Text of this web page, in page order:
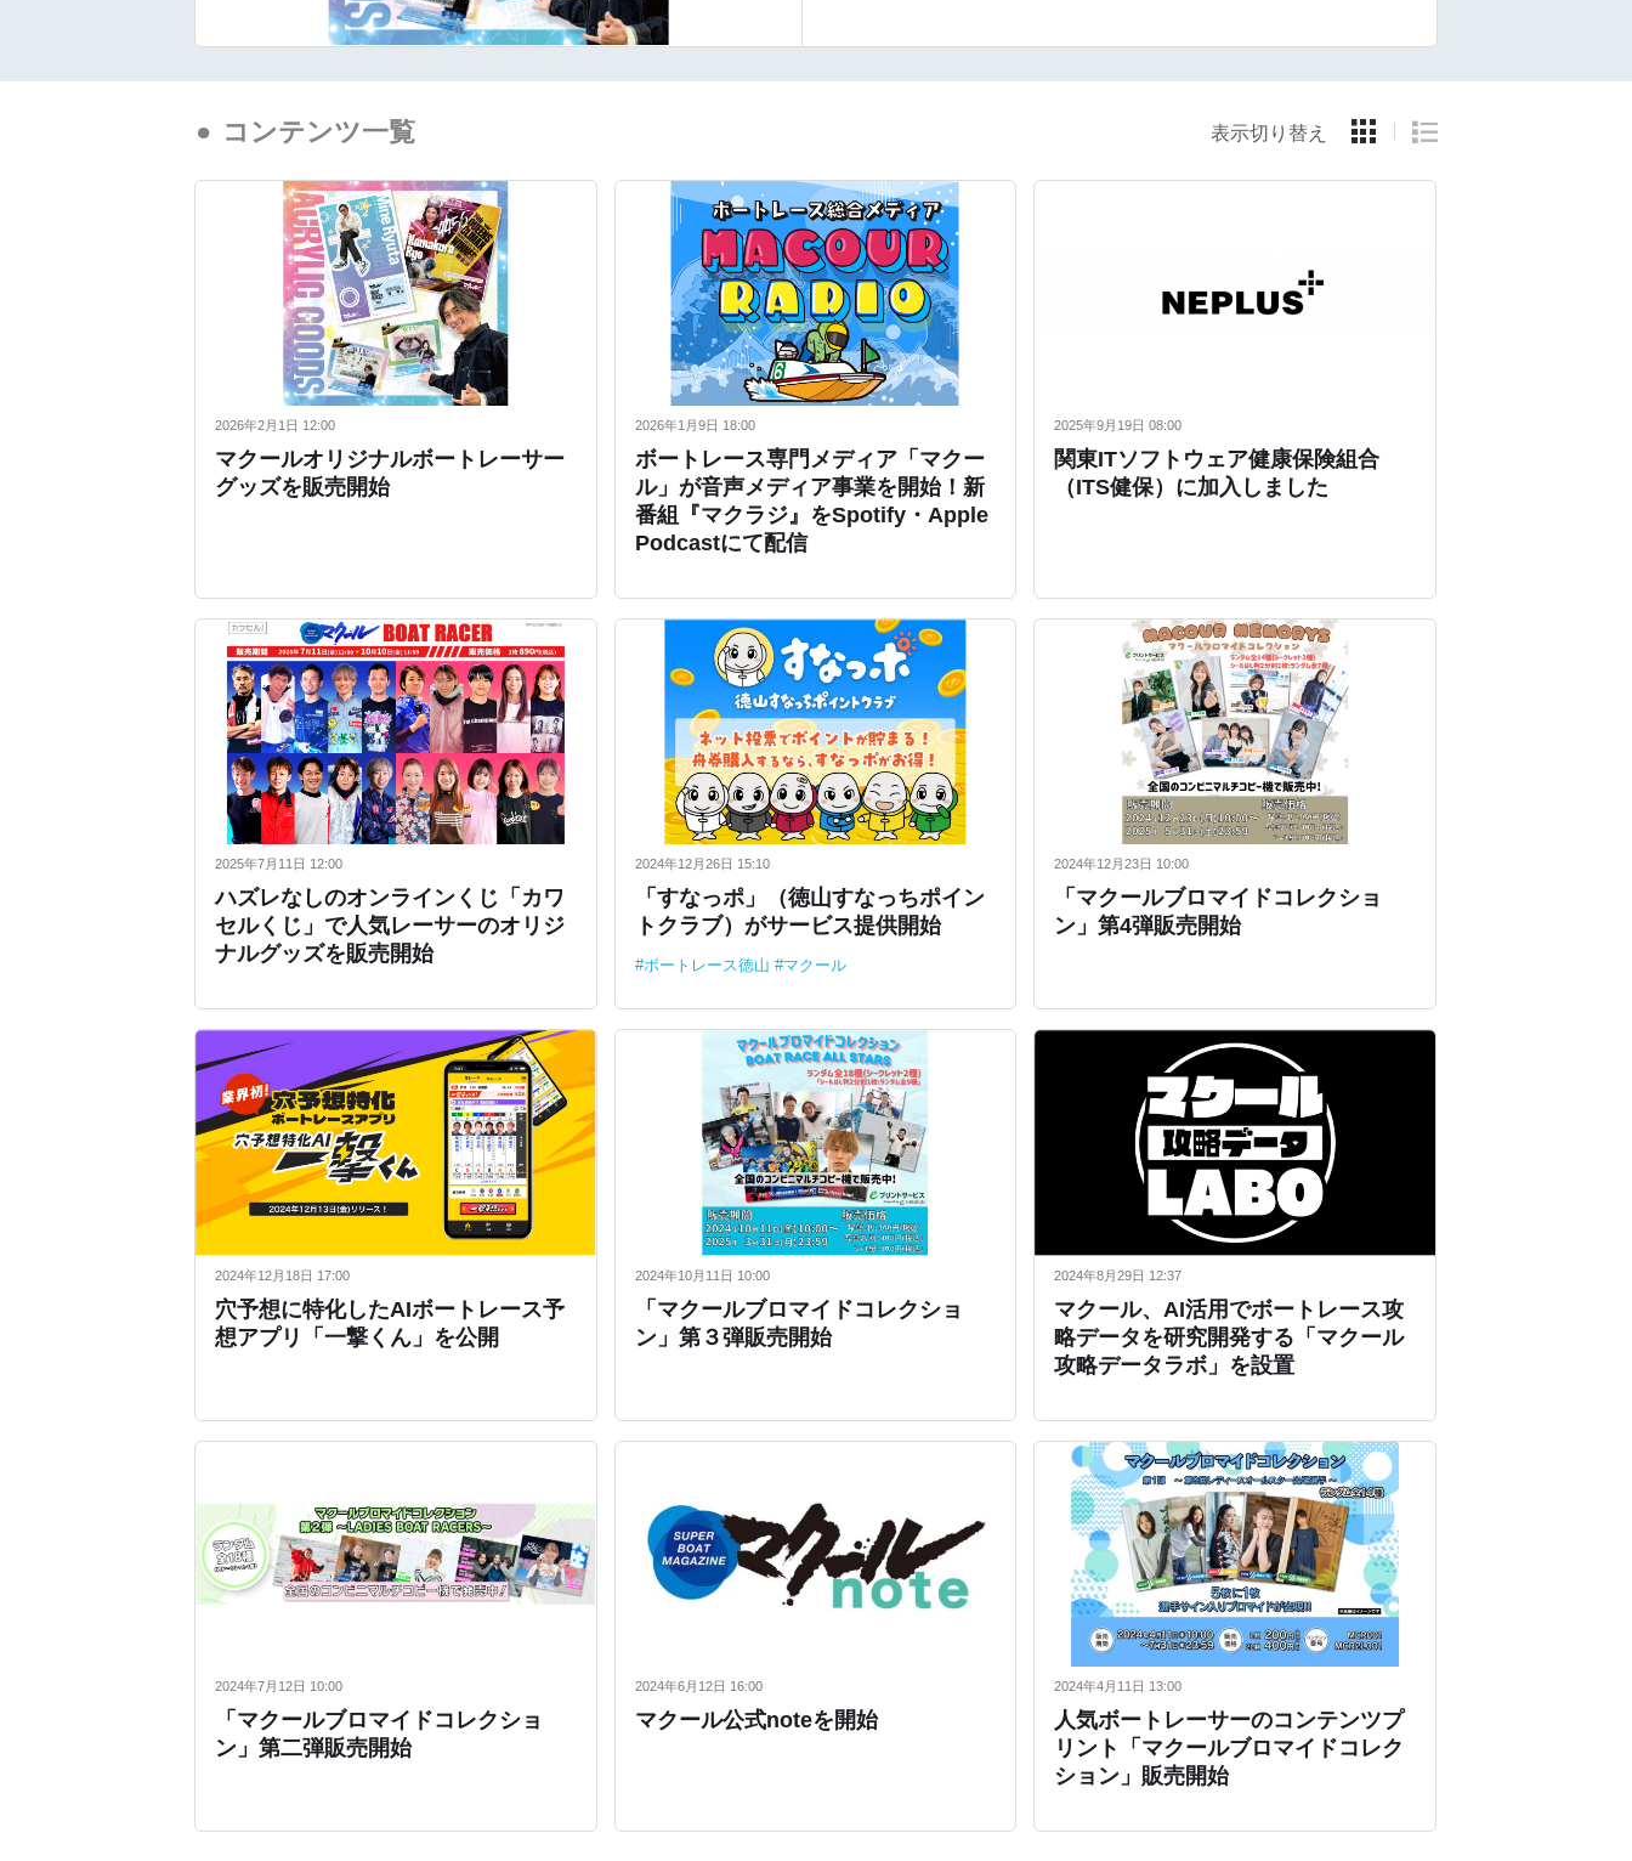
コンテンツ一覧 表示切り替え
2026年2月1日 12:00
マクールオリジナルボートレーサー
グッズを販売開始
2026年1月9日 18:00
ボートレース専門メディア「マクー
ル」が音声メディア事業を開始！新
番組『マクラジ』をSpotify・Apple
Podcastにて配信
2025年9月19日 08:00
関東ITソフトウェア健康保険組合
（ITS健保）に加入しました
2025年7月11日 12:00
ハズレなしのオンラインくじ「カワ
セルくじ」で人気レーサーのオリジ
ナルグッズを販売開始
2024年12月26日 15:10
「すなっポ」（徳山すなっちポイン
トクラブ）がサービス提供開始
ボートレース徳山 マクール
2024年12月23日 10:00
「マクールブロマイドコレクショ
ン」第4弾販売開始
2024年12月18日 17:00
穴予想に特化したAIボートレース予
想アプリ「一撃くん」を公開
2024年10月11日 10:00
「マクールブロマイドコレクショ
ン」第３弾販売開始
2024年8月29日 12:37
マクール、AI活用でボートレース攻
略データを研究開発する「マクール
攻略データラボ」を設置
2024年7月12日 10:00
「マクールブロマイドコレクショ
ン」第二弾販売開始
2024年6月12日 16:00
マクール公式noteを開始
2024年4月11日 13:00
人気ボートレーサーのコンテンツプ
リント「マクールブロマイドコレク
ション」販売開始